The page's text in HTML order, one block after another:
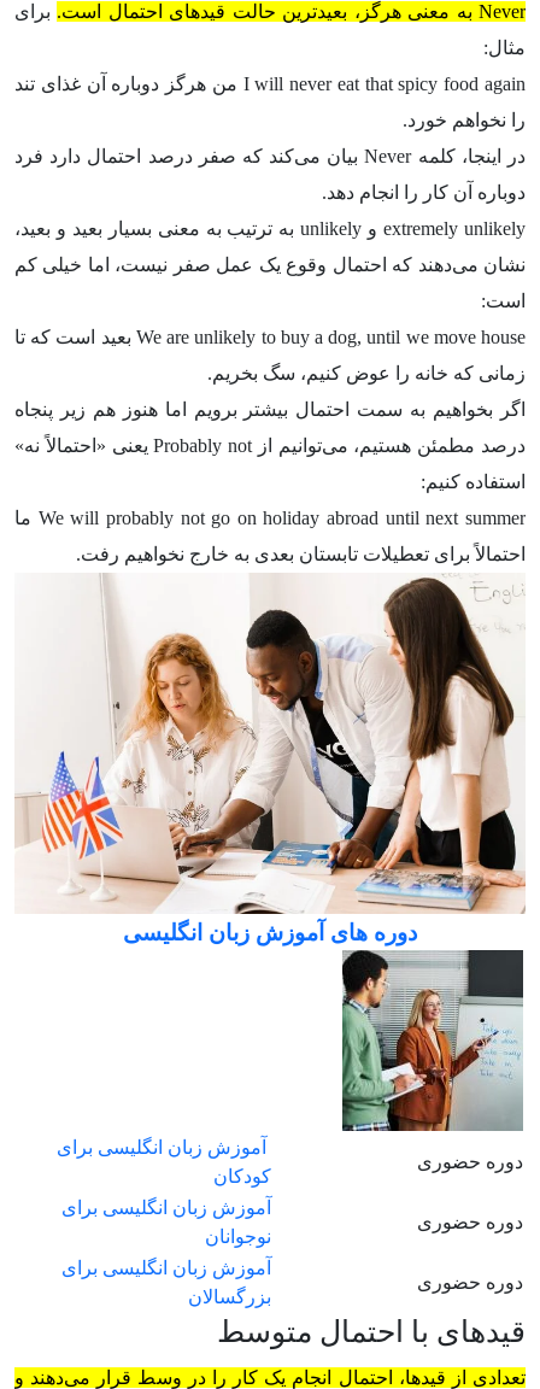
Never به معنی هرگز، بعیدترین حالت قیدهای احتمال است.
برای
مثال:
I will never eat that spicy food again من هرگز دوباره آن غذای تند
را نخواهم خورد.
در اینجا، کلمه Never بیان می‌کند که صفر درصد احتمال دارد فرد
دوباره آن کار را انجام دهد.
extremely unlikely و unlikely به ترتیب به معنی بسیار بعید و بعید،
نشان می‌دهند که احتمال وقوع یک عمل صفر نیست، اما خیلی کم
است:
We are unlikely to buy a dog, until we move house بعید است که تا
زمانی که خانه را عوض کنیم، سگ بخریم.
اگر بخواهیم به سمت احتمال بیشتر برویم اما هنوز هم زیر پنجاه
درصد مطمئن هستیم، می‌توانیم از Probably not یعنی «احتمالاً نه»
استفاده کنیم:
We will probably not go on holiday abroad until next summer ما
احتمالاً برای تعطیلات تابستان بعدی به خارج نخواهیم رفت.
دوره های آموزش زبان انگلیسی
دوره حضوری
آموزش زبان انگلیسی برای
کودکان
دوره حضوری
آموزش زبان انگلیسی برای
نوجوانان
دوره حضوری
آموزش زبان انگلیسی برای
بزرگسالان
قیدهای با احتمال متوسط
تعدادی از قیدها، احتمال انجام یک کار را در وسط قرار می‌دهند و